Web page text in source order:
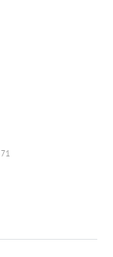
71